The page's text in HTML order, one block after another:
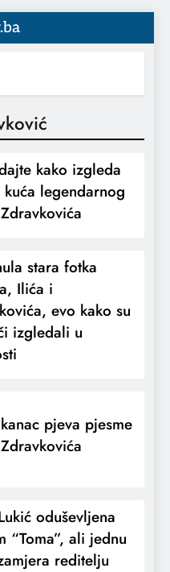
kako izgleda
legendarnog
stara fotka
Ilića i
evo kako su
izgledali u
pjeva pjesme
oduševljena
“Toma”, ali jednu
reditelju